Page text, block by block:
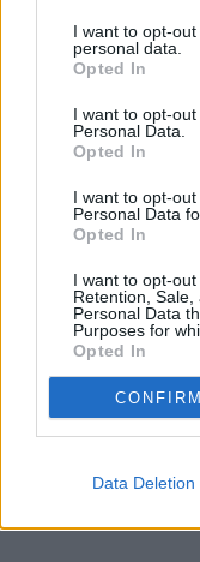
de su
rechazar tal
cualquier momento
visitando nuestra
I want to opt-
personal data.
Opted In
I want to opt-
Personal Data.
Opted In
I want to opt-
Personal Data
Opted In
I want to opt-out
Retention,
Personal Data
Purposes for
Opted In
CONFIRM
Data Deletion